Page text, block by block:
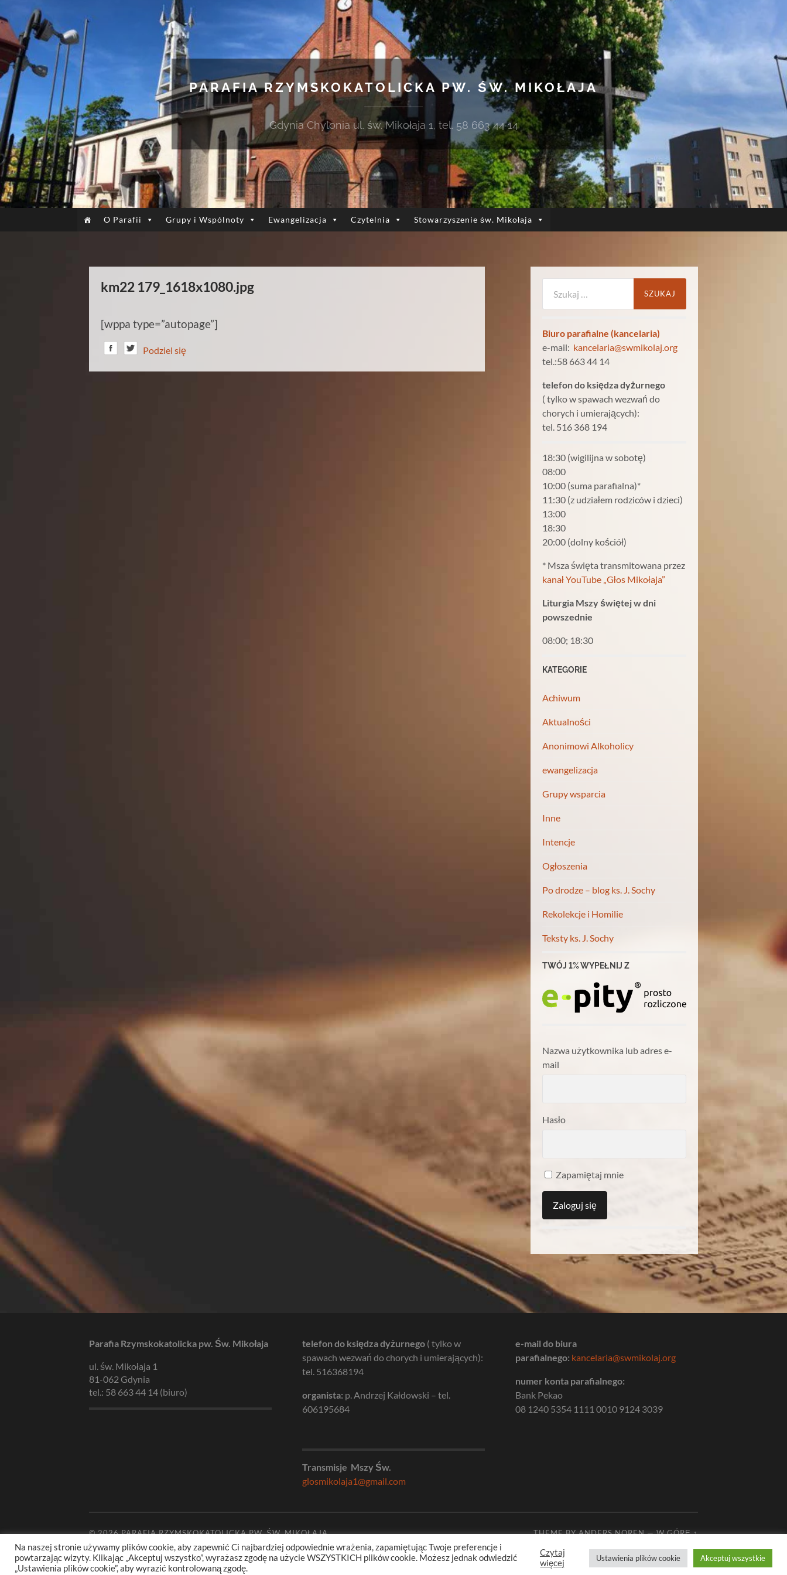
PARAFIA RZYMSKOKATOLICKA PW. ŚW. MIKOŁAJA
Gdynia Chylonia ul. św. Mikołaja 1, tel. 58 663 44 14
O Parafii Grupy i Wspólnoty Ewangelizacja Czytelnia Stowarzyszenie św. Mikołaja
km22 179_1618x1080.jpg
[wppa type=”autopage”]
Podziel się
Biuro parafialne (kancelaria)
e-mail: kancelaria@swmikolaj.org
tel.:58 663 44 14
telefon do księdza dyżurnego
( tylko w spawach wezwań do
chorych i umierających):
tel. 516 368 194
18:30 (wigilijna w sobotę)
08:00
10:00 (suma parafialna)*
11:30 (z udziałem rodziców i dzieci)
13:00
18:30
20:00 (dolny kościół)
* Msza święta transmitowana przez
kanał YouTube „Głos Mikołaja”
Liturgia Mszy świętej w dni
powszednie
08:00; 18:30
KATEGORIE
Achiwum
Aktualności
Anonimowi Alkoholicy
ewangelizacja
Grupy wsparcia
Inne
Intencje
Ogłoszenia
Po drodze – blog ks. J. Sochy
Rekolekcje i Homilie
Teksty ks. J. Sochy
TWÓJ 1% WYPEŁNIJ Z
Nazwa użytkownika lub adres e-
mail
Hasło
Zapamiętaj mnie
Parafia Rzymskokatolicka pw. Św. Mikołaja
ul. św. Mikołaja 1
81-062 Gdynia
tel.: 58 663 44 14 (biuro)
telefon do księdza dyżurnego ( tylko w
spawach wezwań do chorych i umierających):
tel. 516368194
organista: p. Andrzej Kałdowski – tel.
606195684
Transmisje Mszy Św.
glosmikolaja1@gmail.com
e-mail do biura
parafialnego: kancelaria@swmikolaj.org
numer konta parafialnego:
Bank Pekao
08 1240 5354 1111 0010 9124 3039
© 2026PARAFIA RZYMSKOKATOLICKA PW. ŚW. MIKOŁAJA THEME BYANDERS NOREN—W GÓRĘ ↑
Na naszej stronie używamy plików cookie, aby zapewnić Ci najbardziej odpowiednie wrażenia, zapamiętując Twoje preferencje i
powtarzając wizyty. Klikając „Akceptuj wszystko”, wyrażasz zgodę na użycie WSZYSTKICH plików cookie. Możesz jednak odwiedzić
„Ustawienia plików cookie”, aby wyrazić kontrolowaną zgodę.
Czytaj
więcej
Ustawienia plików cookie Akceptuj wszystkie